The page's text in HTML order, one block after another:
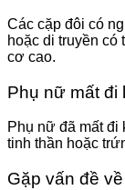
Các cặp đôi có
hoặc di truyền có
cơ cao.
Phụ nữ mất đi
Phụ nữ đã mất đi
tinh thần hoặc
Gặp vấn đề